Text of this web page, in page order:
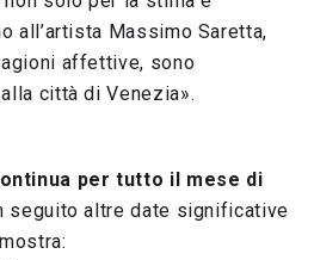
all’artista Massimo Saretta,
affettive, sono
città di Venezia».
per tutto il mese di
seguito altre date significative